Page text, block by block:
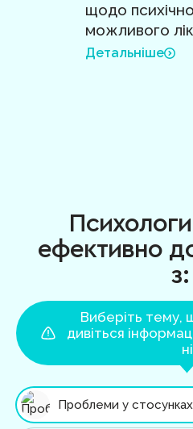
щодо
можливого
Детальніше
ефективно
з:
Виберіть тему,
дивіться
Проблеми у стосунках